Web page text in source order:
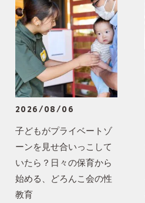
2026/08/06
子どもがプライベートゾ
ーンを見せ合いっこして
いたら？日々の保育から
始める、どろんこ会の性
教育